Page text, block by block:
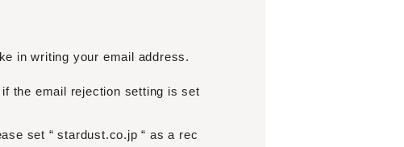
in writing your email address.
the email rejection setting is set
set “ stardust.co.jp “ as a rec